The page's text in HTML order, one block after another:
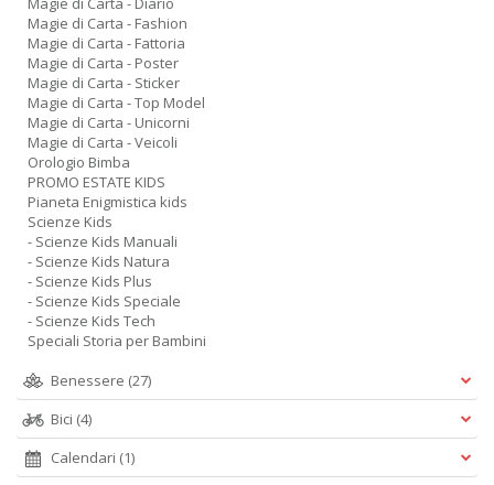
Magie di Carta - Fashion
Magie di Carta - Fattoria
Magie di Carta - Poster
Magie di Carta - Sticker
Magie di Carta - Top Model
Magie di Carta - Unicorni
Magie di Carta - Veicoli
Orologio Bimba
PROMO ESTATE KIDS
Pianeta Enigmistica kids
Scienze Kids
- Scienze Kids Manuali
- Scienze Kids Natura
- Scienze Kids Plus
- Scienze Kids Speciale
- Scienze Kids Tech
Speciali Storia per Bambini
Benessere (27)
Bici (4)
Calendari (1)